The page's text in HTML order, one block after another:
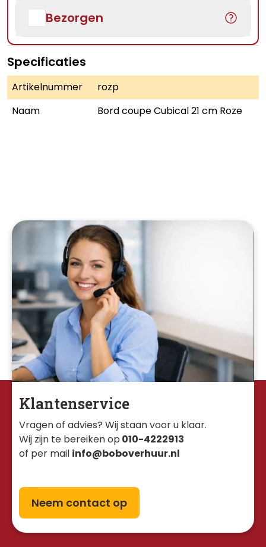
Bezorgen
Specificaties
Artikelnummer
rozp
Naam
Bord coupe Cubical 21 cm Roze
Klantenservice
Vragen of advies? Wij staan voor u klaar.
Wij zijn te bereiken op 010-4222913
of per mail info@boboverhuur.nl
Neem contact op